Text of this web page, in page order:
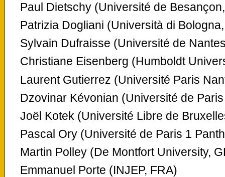
Paul Dietschy (Université de
Patrizia Dogliani (Università di
Sylvain Dufraisse (Université de
Christiane Eisenberg (Humboldt
Laurent Gutierrez (Université Paris
Dzovinar Kévonian (Université de
Joël Kotek (Université Libre de
Pascal Ory (Université de Paris 1
Martin Polley (De Montfort University,
Emmanuel Porte (INJEP, FRA)